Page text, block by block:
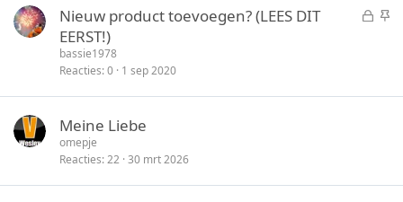
eG S
Nieuw product toevoegen? (LEES DIT
EERST!)
bassie1978
Reacties 0 1 sep 2020
Meine Liebe
omepje
Reacties 22 30 mrt 2026